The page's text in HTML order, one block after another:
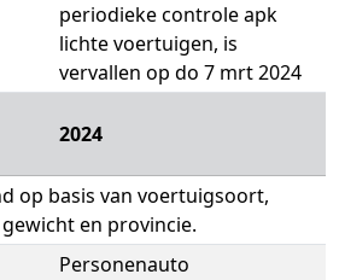
periodieke controle apk
lichte voertuigen, is
vervallen op do 7 mrt 2024
2024
op basis van voertuigsoort,
en provincie.
Personenauto